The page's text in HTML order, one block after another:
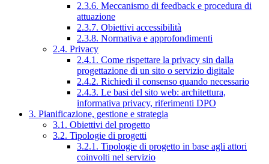
2.3.6. Meccanismo di feedback e procedura di
attuazione
2.3.7. Obiettivi accessibilità
2.3.8. Normativa e approfondimenti
2.4. Privacy
2.4.1. Come rispettare la privacy sin dalla
progettazione di un sito o servizio digitale
2.4.2. Richiedi il consenso quando necessario
2.4.3. Le basi del sito web: architettura,
informativa privacy, riferimenti DPO
3. Pianificazione, gestione e strategia
3.1. Obiettivi del progetto
3.2. Tipologie di progetti
3.2.1. Tipologie di progetto in base agli attori
coinvolti nel servizio